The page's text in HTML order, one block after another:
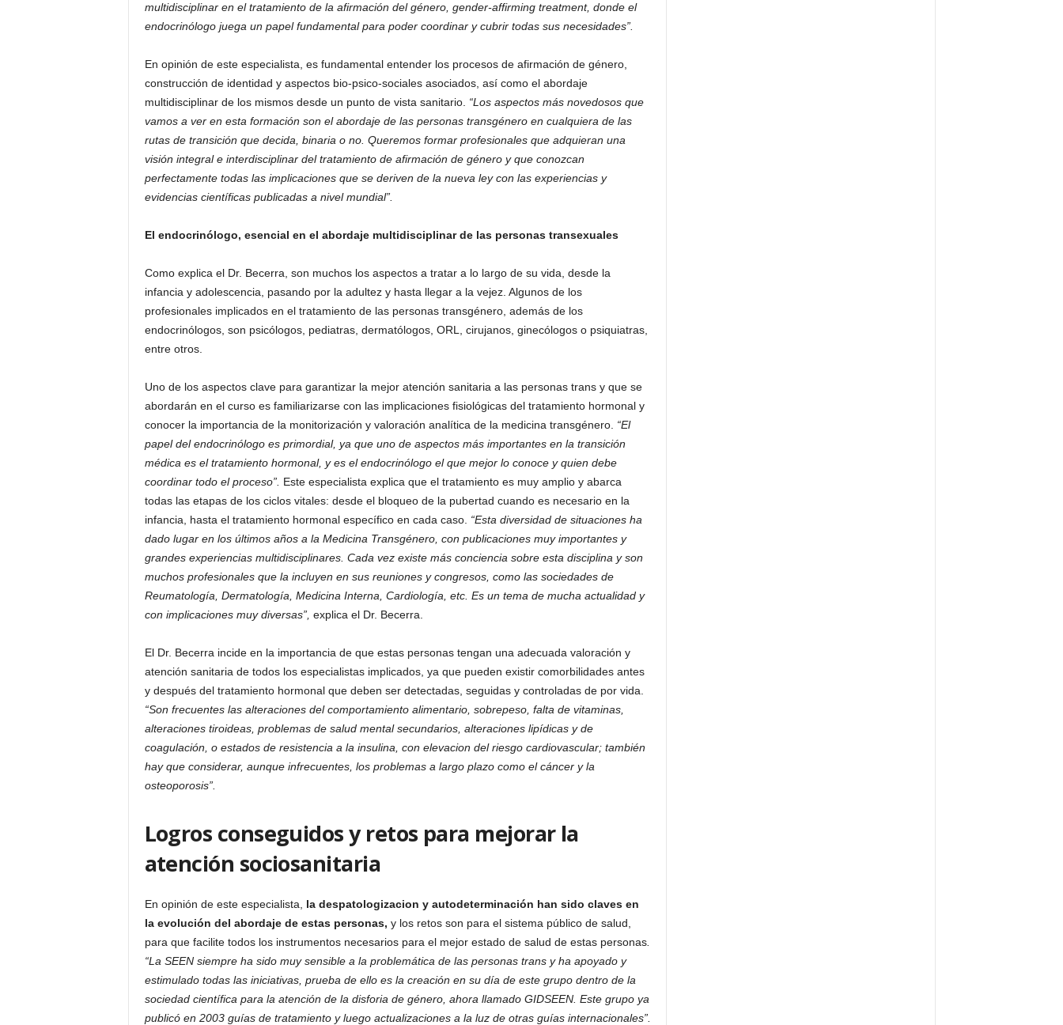
multidisciplinar en el tratamiento de la afirmación del género, gender-affirming treatment, donde el
endocrinólogo juega un papel fundamental para poder coordinar y cubrir todas sus necesidades”.
En opinión de este especialista, es fundamental entender los procesos de afirmación de género,
construcción de identidad y aspectos bio-psico-sociales asociados, así como el abordaje
multidisciplinar de los mismos desde un punto de vista sanitario. “Los aspectos más novedosos que
vamos a ver en esta formación son el abordaje de las personas transgénero en cualquiera de las
rutas de transición que decida, binaria o no. Queremos formar profesionales que adquieran una
visión integral e interdisciplinar del tratamiento de afirmación de géneroy que conozcan
perfectamente todas las implicaciones que se deriven de la nueva ley con las experiencias y
evidencias científicas publicadas a nivel mundial”.
El endocrinólogo, esencial en el abordaje multidisciplinar de las personas transexuales
Como explica el Dr. Becerra, son muchos los aspectos a tratar a lo largo de su vida, desde la
infancia y adolescencia, pasando por la adultez y hasta llegar a la vejez. Algunos de los
profesionales implicados en el tratamiento de las personas transgénero, además de los
endocrinólogos, son psicólogos, pediatras, dermatólogos, ORL, cirujanos, ginecólogos o psiquiatras,
entre otros.
Uno de los aspectos clave para garantizar la mejor atención sanitaria a las personas trans y que se
abordarán en el curso es familiarizarse con las implicaciones fisiológicas del tratamiento hormonal y
conocer la importancia de la monitorización y valoración analítica de la medicina transgénero. “El
papel del endocrinólogo es primordial, ya que uno de aspectos más importantes en la transición
médica es el tratamiento hormonal, y es el endocrinólogo el que mejor lo conoce y quien debe
coordinar todo el proceso”. Este especialista explica que el tratamiento es muy amplio y abarca
todas las etapas de los ciclos vitales: desde el bloqueo de la pubertad cuando es necesario en la
infancia, hasta el tratamiento hormonal específico en cada caso. “Esta diversidad de situaciones ha
dado lugar en los últimos años a la Medicina Transgénero, con publicaciones muy importantes y
grandes experiencias multidisciplinares. Cada vez existe más conciencia sobre esta disciplina y son
muchos profesionales que la incluyen en sus reuniones y congresos, como las sociedades de
Reumatología, Dermatología, Medicina Interna, Cardiología, etc. Es un tema de mucha actualidad y
con implicaciones muy diversas”, explica el Dr. Becerra.
El Dr. Becerra incide en la importancia de que estas personas tengan una adecuada valoración y
atención sanitaria de todos los especialistas implicados, ya que pueden existir comorbilidades antes
y después del tratamiento hormonal que deben ser detectadas, seguidas y controladas de por vida.
“Son frecuentes las alteraciones del comportamiento alimentario, sobrepeso, falta de vitaminas,
alteraciones tiroideas, problemas de salud mental secundarios, alteraciones lipídicas y de
coagulación, o estados de resistencia a la insulina, con elevacion del riesgo cardiovascular; también
hay que considerar, aunque infrecuentes, los problemas a largo plazo como el cáncer y la
osteoporosis”.
Logros conseguidos y retos para mejorar la
atención sociosanitaria
En opinión de este especialista, la despatologizacion y autodeterminación han sido claves en
la evolución del abordaje de estas personas, y los retos son para el sistema público de salud,
para que facilite todos los instrumentos necesarios para el mejor estado de salud de estas personas.
“La SEEN siempre ha sido muy sensible a la problemática de las personas trans y ha apoyado y
estimulado todas las iniciativas, prueba de ello es la creación en su día de este grupo dentro de la
sociedad científica para la atención de la disforia de género, ahora llamado GIDSEEN. Este grupo ya
publicó en 2003 guías de tratamiento y luego actualizaciones a la luz de otras guías internacionales”.